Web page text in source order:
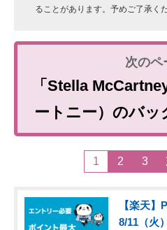
ることがあります。予めご了承くだ
「Stella
ートニー）のバッ
1 2 3
【楽天
8/11（火